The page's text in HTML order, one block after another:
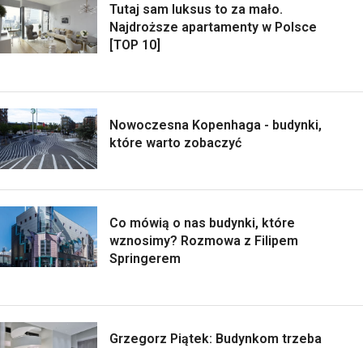
Tutaj sam luksus to za mało.
Najdroższe apartamenty w Polsce
[TOP 10]
Nowoczesna Kopenhaga - budynki,
które warto zobaczyć
Co mówią o nas budynki, które
wznosimy? Rozmowa z Filipem
Springerem
Grzegorz Piątek: Budynkom trzeba